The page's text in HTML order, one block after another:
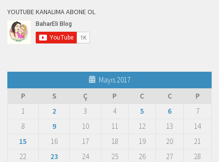
YOUTUBE KANALIMA ABONE OL
Mayıs 2017
P
S Ç P C C
P
1
2 3 4 5 6
7
8
9 10 11 12 13
14
15
16 17 18 19 20
21
22
23 24 25 26 27
28